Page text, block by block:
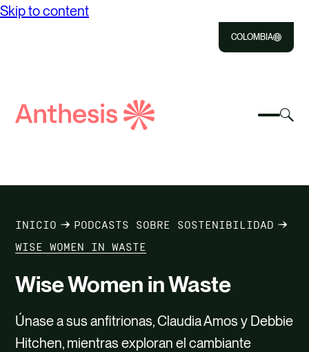
Skip to content
COLOMBIA
Select
menu
IMPACTO
RECURSOS
TALENTO
CONTACTO
Busca
INICIO
PODCASTS SOBRE SOSTENIBILIDAD
WISE WOMEN IN WASTE
Wise Women in Waste
Únase a sus anfitrionas, Claudia Amos y Debbie
Hitchen, mientras exploran el cambiante